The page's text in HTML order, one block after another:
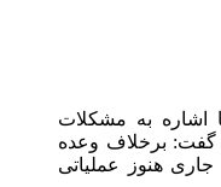
اشاره به مشکلات
گفت: برخلاف وعده
هنوز عملیاتی